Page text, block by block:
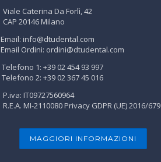
Viale Caterina Da Forlì, 42
CAP 20146 Milano
Email: info@dtudental.com
Email Ordini: ordini@dtudental.com
Telefono 1: +39 02 454 93 997
Telefono 2: +39 02 367 45 016
P.iva: IT09727560964
R.E.A. MI-2110080Privacy GDPR (UE) 2016/679
MAGGIORI INFORMAZIONI